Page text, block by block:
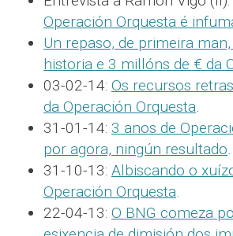
Operación Orquesta é
Un repaso, de primeira
historia e 3 millóns de € da
03-02-14: Os recursos
da Operación Orquesta.
31-01-14: 3 anos de
por agora, ningún resultado.
31-10-13: Albiscando o
Operación Orquesta.
22-04-13: O BNG comeza